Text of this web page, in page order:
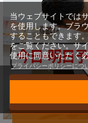
当ウェブサイトでは
を使用します。ブラ
することもできます
をご覧ください。サ
使用に同意いただく
プライバシーポリシーにつ